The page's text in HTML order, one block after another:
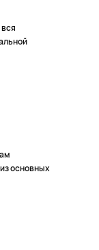
основных